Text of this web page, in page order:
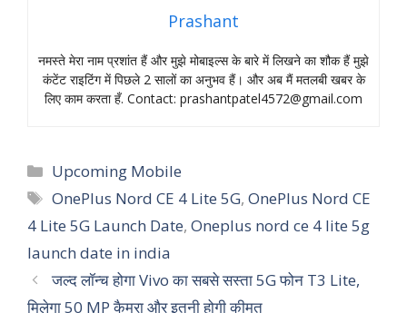
Prashant
नमस्‍ते मेरा नाम प्रशांत हैं और मुझे मोबाइल्‍स के बारे में लिखने का शौक हैं मुझे
कंटेंट राइटिंग में पिछले 2 सालों का अनुभव हैं। और अब मैं मतलबी खबर के
लिए काम करता हँ. Contact: prashantpatel4572@gmail.com
Categories
Upcoming Mobile
Tags
OnePlus Nord CE 4 Lite 5G,OnePlus Nord CE
4 Lite 5G Launch Date, Oneplus nord ce 4 lite 5g
launch date in india
जल्द लॉन्च होगा Vivo का सबसे सस्ता 5G फोन T3 Lite,
मिलेगा 50 MP कैमरा और इतनी होगी कीमत